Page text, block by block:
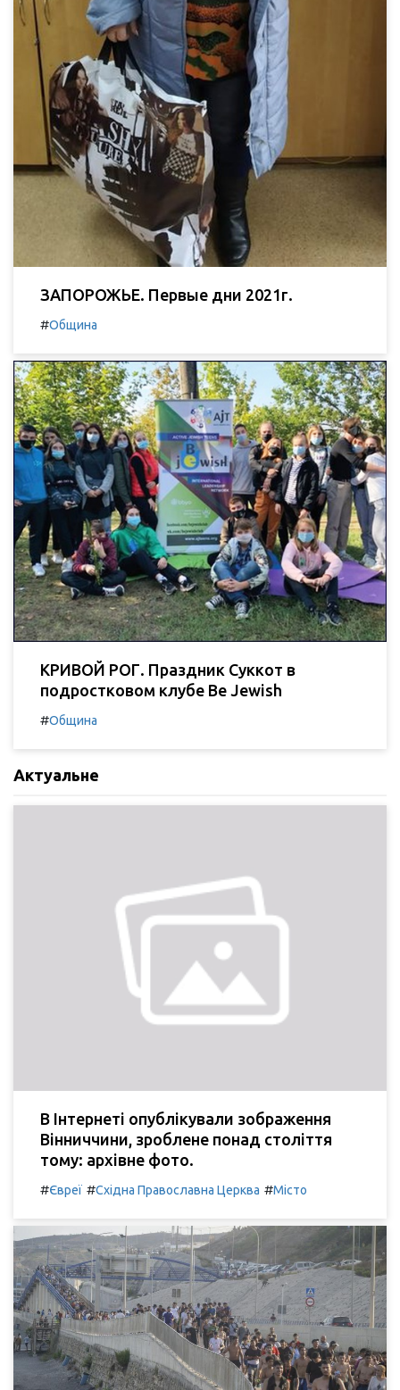
ЗАПОРОЖЬЕ. Первые дни 2021г.
#Община
КРИВОЙ РОГ. Праздник Суккот в
подростковом клубе Be Jewish
#Община
Актуальне
В Інтернеті опублікували зображення
Вінниччини, зроблене понад століття
тому: архівне фото.
#Євреї #Східна Православна Церква #Місто